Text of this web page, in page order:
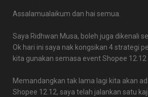
Assalamualaikum dan hai semua.
Saya Ridhwan Musa, boleh juga dikenali
Ok hari ini saya nak kongsikan 4 strategi
kita gunakan semasa event Shopee
Memandangkan tak lama lagi kita akan
Shopee 12.12, saya telah jalankan satu